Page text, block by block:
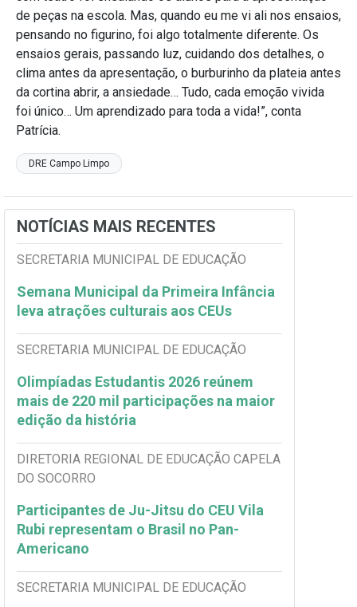
de peças na escola. Mas, quando eu me vi ali nos ensaios,
pensando no figurino, foi algo totalmente diferente. Os
ensaios gerais, passando luz, cuidando dos detalhes, o
clima antes da apresentação, o burburinho da plateia antes
da cortina abrir, a ansiedade… Tudo, cada emoção vivida
foi único… Um aprendizado para toda a vida!”, conta
Patrícia.
DRE Campo Limpo
NOTÍCIAS MAIS RECENTES
SECRETARIA MUNICIPAL DE EDUCAÇÃO
Semana Municipal da Primeira Infância
leva atrações culturais aos CEUs
SECRETARIA MUNICIPAL DE EDUCAÇÃO
Olimpíadas Estudantis 2026 reúnem
mais de 220 mil participações na maior
edição da história
DIRETORIA REGIONAL DE EDUCAÇÃO CAPELA
DO SOCORRO
Participantes de Ju-Jitsu do CEU Vila
Rubi representam o Brasil no Pan-
Americano
SECRETARIA MUNICIPAL DE EDUCAÇÃO